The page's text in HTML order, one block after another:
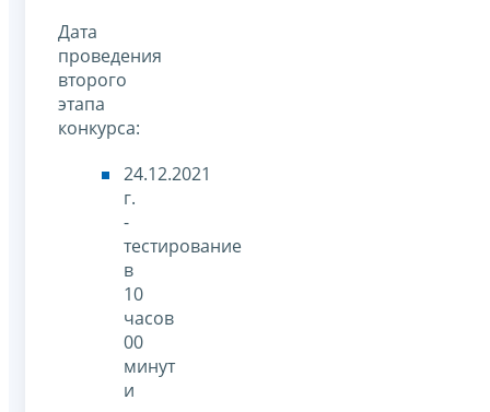
Дата
проведения
второго
этапа
конкурса:
24.12.2021
г.
-
тестирование
в
10
часов
00
минут
и